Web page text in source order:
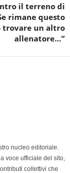
il terreno di
rimane questo
trovare un altro
allenatore…”
nucleo editoriale.
voce ufficiale del sito,
collettivi che